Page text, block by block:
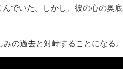
でいた。しかし、彼の心の奥
の過去と対峙することになる。